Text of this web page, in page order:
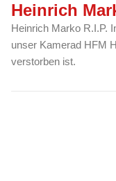
Heinrich
Heinrich Marko R.I.P.
unser Kamerad HFM
verstorben ist.